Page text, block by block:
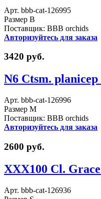
Арт. bbb-cat-126995
Размер B
Поставщик: BBB orchids
Авторизуйтесь для заказа
3420 руб.
N6 Ctsm. planicep
Арт. bbb-cat-126996
Размер M
Поставщик: BBB orchids
Авторизуйтесь для заказа
2600 руб.
XXX100 Cl.
Арт. bbb-cat-126936